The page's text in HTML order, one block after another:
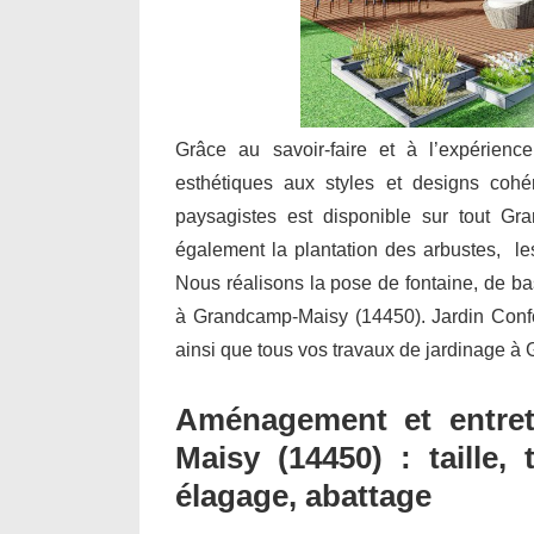
Grâce au savoir-faire et à
esthétiques aux styles et designs
paysagistes est disponible sur tout
également la plantation des arbustes,
Nous réalisons la pose de fontaine, de
à Grandcamp-Maisy (14450). Jardin
ainsi que tous vos travaux de jardinage à
Aménagement et
Maisy (14450) : taille,
élagage, abattage